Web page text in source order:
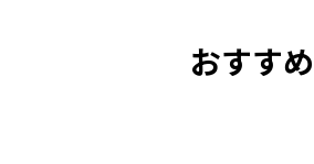
おすすめ